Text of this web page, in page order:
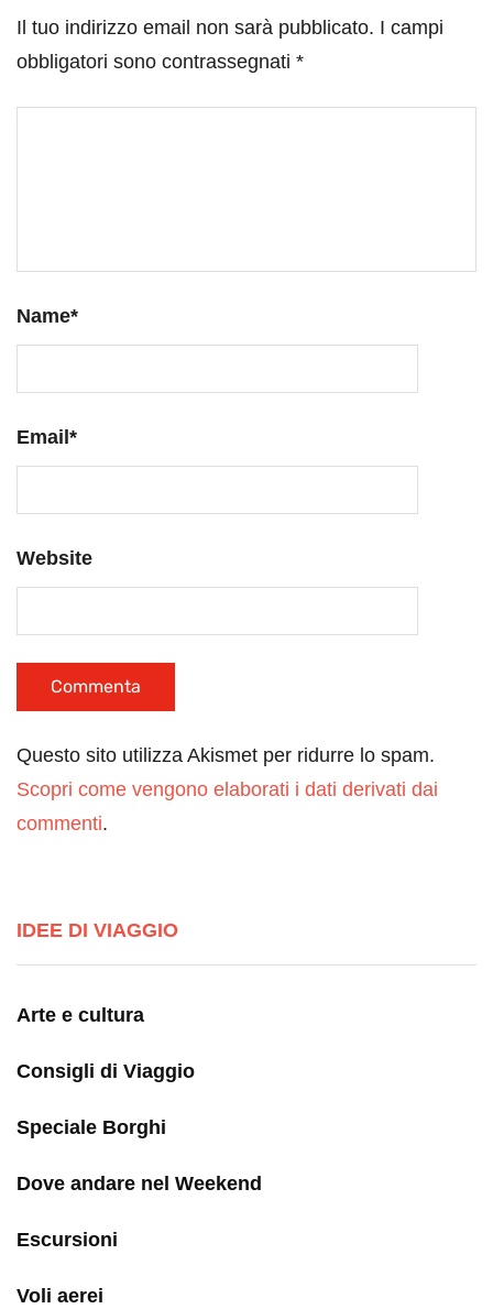
Il tuo indirizzo email non sarà pubblicato. I campi
obbligatori sono contrassegnati *
Name*
Email *
Website
Questo sito utilizza Akismet per ridurre lo spam.
Scopri come vengono elaborati i dati derivati dai
commenti.
IDEE DI VIAGGIO
Arte e cultura
Consigli di Viaggio
Speciale Borghi
Dove andare nel Weekend
Escursioni
Voli aerei